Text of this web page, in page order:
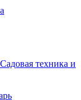
Садовая техника и